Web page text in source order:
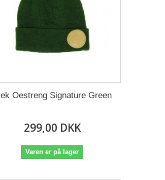
Oestreng Signature Green
299,00 DKK
Varen er på lager